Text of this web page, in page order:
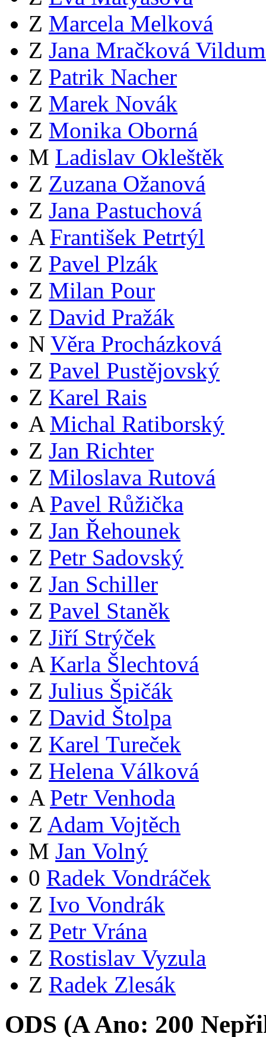
Z Marcela Melková
Z Jana Mračková
Z Patrik Nacher
Z Marek Novák
Z Monika Oborná
M Ladislav Okleštěk
Z Zuzana Ožanová
Z Jana Pastuchová
A František Petrtýl
Z Pavel Plzák
Z Milan Pour
Z David Pražák
N Věra Procházková
Z Pavel Pustějovský
Z Karel Rais
A Michal Ratiborský
Z Jan Richter
Z Miloslava Rutová
A Pavel Růžička
Z Jan Řehounek
Z Petr Sadovský
Z Jan Schiller
Z Pavel Staněk
Z Jiří Strýček
A Karla Šlechtová
Z Julius Špičák
Z David Štolpa
Z Karel Tureček
Z Helena Válková
A Petr Venhoda
Z Adam Vojtěch
M Jan Volný
0 Radek Vondráček
Z Ivo Vondrák
Z Petr Vrána
Z Rostislav Vyzula
Z Radek Zlesák
ODS (AAno: 200